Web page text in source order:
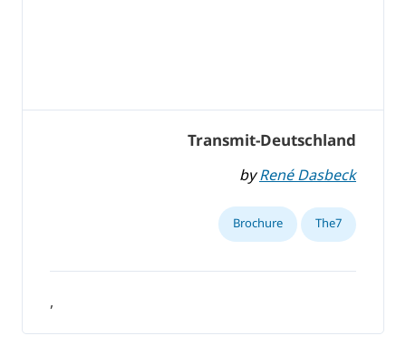
Transmit-Deutschland
byRené Dasbeck
The7
Brochure
,